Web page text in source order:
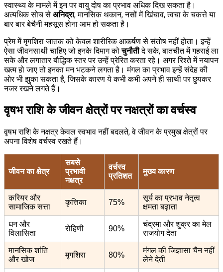
स्वास्थ्य के मामले में इन पर वायु दोष का प्रभाव अधिक दिख सकता है।
अत्यधिक सोच से अनिद्रा, मानसिक थकान, नसों में खिंचाव, त्वचा के चकत्ते या
बार बार बेचैनी महसूस होना आम हो सकता है।
प्रेम में मृगशिरा जातक को केवल शारीरिक आकर्षण से संतोष नहीं होता। इन्हें
ऐसा जीवनसाथी चाहिए जो इनके दिमाग कोचुनौतीदे सके, बातचीत में गहराई ला
सके और लगातार बौद्धिक स्तर पर उन्हें प्रेरित करता रहे। अगर रिश्ते में नयापन
खत्म हो जाए तो इनका मन भटकने लगता है। मंगल का प्रभाव इन्हें संदेह की
ओर भी झुका सकता है, जिसके कारण ये कभी कभी अपने ही साथी पर छुपकर
नजर रखने लगते हैं।
वृषभ राशि के जीवन क्षेत्रों पर नक्षत्रों का वर्चस्व
वृषभ राशि के नक्षत्र केवल स्वभाव नहीं बदलते, वे जीवन के प्रमुख क्षेत्रों पर
अपना विशेष वर्चस्व रखते हैं।
जीवन का क्षेत्र
सबसे
प्रभावी
नक्षत्र
वर्चस्व
प्रतिशत
मुख्य कारण
करियर और
सामाजिक सत्ता
कृत्तिका 75%
सूर्य का प्रभाव नेतृत्व
क्षमता बढ़ाता
धन और
विलासिता
रोहिणी 90%
चंद्रमा और शुक्र का मेल
राजयोग देता
मानसिक शांति
और खोज
मृगशिरा 80%
मंगल की जिज्ञासा चैन नहीं
लेने देती